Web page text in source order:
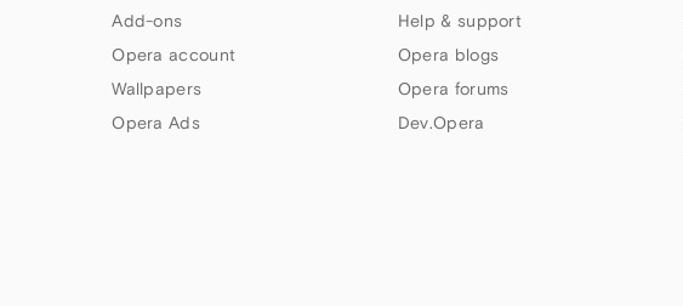
Add-ons
Opera account
Wallpapers
Opera Ads
Help & support
Opera blogs
Opera forums
Dev.Opera